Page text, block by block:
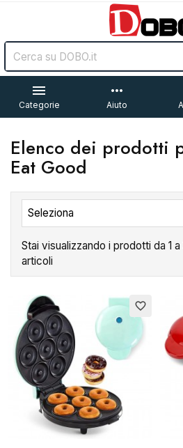

Categorie
more_horiz
Aiuto
Elenco dei prodotti
Eat Good
Seleziona
Stai visualizzando i prodotti da 1
articoli
favorite_border